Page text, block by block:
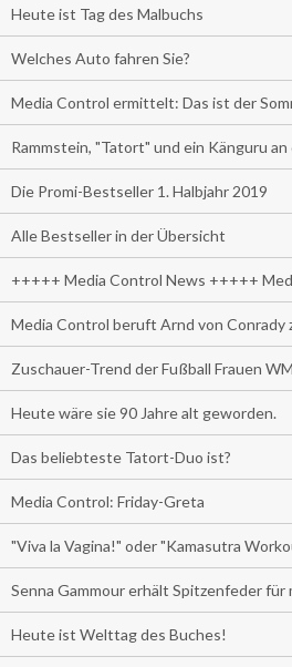
Heute ist Tag des Malbuchs
Welches Auto fahren Sie?
Media Control ermittelt: Das ist der
Rammstein, "Tatort" und ein Känguru an
Die Promi-Bestseller 1. Halbjahr 2019
Alle Bestseller in der Übersicht
+++++ Media Control News +++++
Media Control beruft Arnd von Conrady
Zuschauer-Trend der Fußball Frauen
Heute wäre sie 90 Jahre alt geworden.
Das beliebteste Tatort-Duo ist?
Media Control: Friday-Greta
"Viva la Vagina!" oder "Kamasutra
Senna Gammour erhält Spitzenfeder
Heute ist Welttag des Buches!